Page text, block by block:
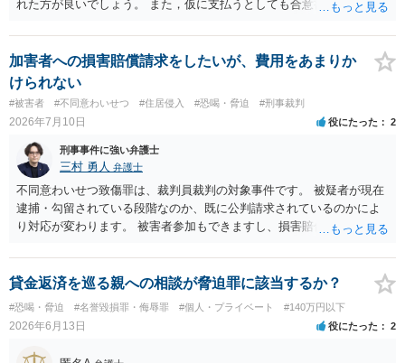
れた方が良いでしょう。 また，仮に支払うとしても合意書を交わし，
面を作成したうえで支払いをする必要があるでしょう。 一度弁護士に
相談をされた方が良いかと思われます。
加害者への損害賠償請求をしたいが、費用をあまりか
けられない
#被害者 #不同意わいせつ #住居侵入 #恐喝・脅迫 #刑事裁判
2026年7月10日 役にたった 2
刑事事件に強い弁護士
三村 勇人 弁護士
不同意わいせつ致傷罪は、裁判員裁判の対象事件です。 被疑者が現在
逮捕・勾留されている段階なのか、既に公判請求されているのかによ
り対応が変わります。 被害者参加もできますし、損害賠償命令制度も
第三者を保証人とする内容で債務名義を取得できるの、まずは刑事和
解を検討します。 弁護士に依頼せず、ご自身で手続きを進めることは
できますが、経験上うまくいった例をみたことがありません。 弁護士
へご相談されることをお勧めはいたします。 ※余談ですが、被害者通
知を依頼すると現在の検察庁での捜査進行や公判期日を知ることがで
きますので、送致後であれば検察庁に電話してみてください。
貸金返済を巡る親への相談が脅迫罪に該当するか？
#恐喝・脅迫 #名誉毀損罪・侮辱罪 #個人・プライベート #140万円以下
2026年6月13日 役にたった 2